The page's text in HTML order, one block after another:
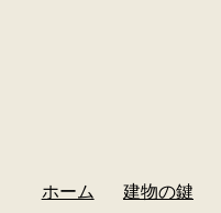
ホーム 建物の鍵